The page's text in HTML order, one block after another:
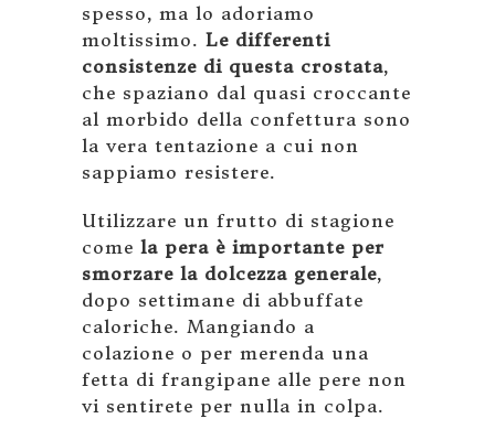
spesso, ma lo adoriamo
moltissimo. Le differenti
consistenze di questa crostata,
che spaziano dal quasi croccante
al morbido della confettura sono
la vera tentazione a cui non
sappiamo resistere.
Utilizzare un frutto di stagione
come la pera è importante per
smorzare la dolcezza generale,
dopo settimane di abbuffate
caloriche. Mangiando a
colazione o per merenda una
fetta di frangipane alle pere non
vi sentirete per nulla in colpa.